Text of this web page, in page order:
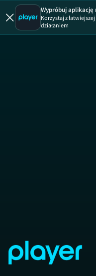
Wypróbuj aplikację
Korzystaj z
działaniem